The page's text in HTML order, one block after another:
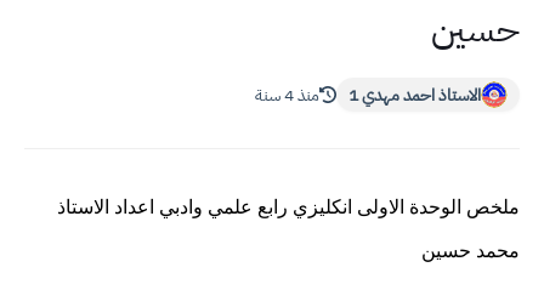
حسين
الاستاذ احمد مهدي 1 منذ 4 سنة
ملخص الوحدة الاولى انكليزي رابع علمي وادبي اعداد الاستاذ
محمد حسين